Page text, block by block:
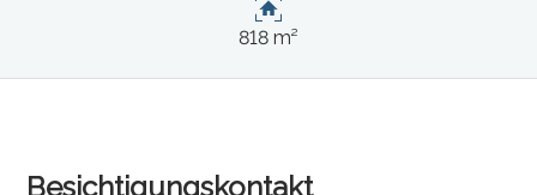
818 m²
Besichtigungskontakt